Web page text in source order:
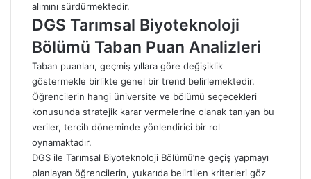
alımını sürdürmektedir.
DGS Tarımsal Biyoteknoloji
Bölümü Taban Puan Analizleri
Taban puanları, geçmiş yıllara göre değişiklik
göstermekle birlikte genel bir trend belirlemektedir.
Öğrencilerin hangi üniversite ve bölümü seçecekleri
konusunda stratejik karar vermelerine olanak tanıyan bu
veriler, tercih döneminde yönlendirici bir rol
oynamaktadır.
DGS ile Tarımsal Biyoteknoloji Bölümü’ne geçiş yapmayı
planlayan öğrencilerin, yukarıda belirtilen kriterleri göz